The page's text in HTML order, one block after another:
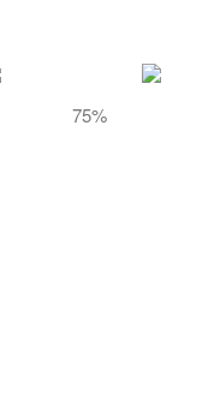
75%